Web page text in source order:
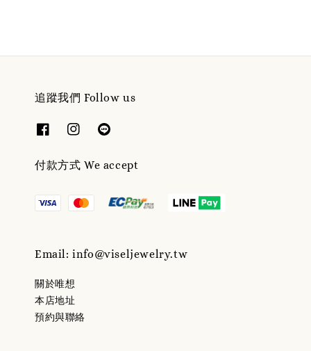
追蹤我們 Follow us
付款方式 We accept
Email: info@viseljewelry.tw
關於唯想
本店地址
預約與聯絡